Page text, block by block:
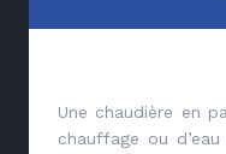
Une chaudière en
chauffage ou